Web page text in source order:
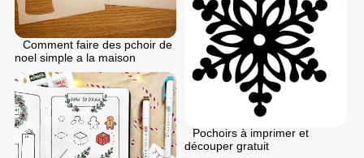
Comment faire des pchoir de
noel simple a la maison
Pochoirs à imprimer et
découper gratuit